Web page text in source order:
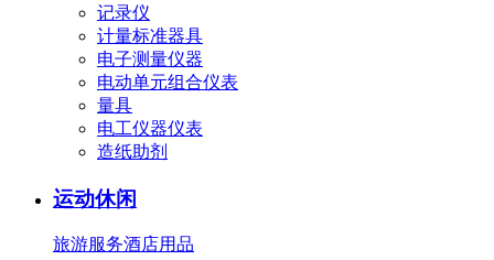
记录仪
计量标准器具
电子测量仪器
电动单元组合仪表
量具
电工仪器仪表
造纸助剂
运动休闲
旅游服务酒店用品